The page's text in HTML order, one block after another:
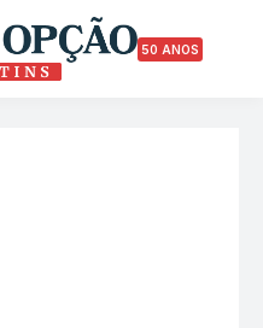
50 ANOS